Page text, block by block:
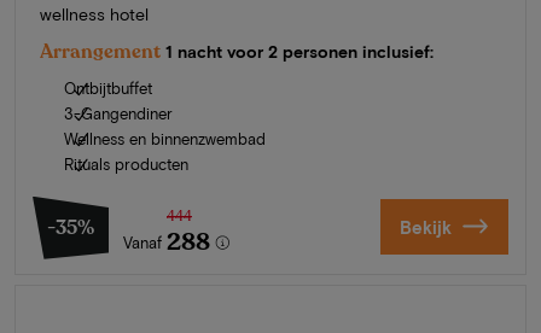
wellness hotel
Arrangement 1 nacht voor 2 personen inclusief:
Ontbijtbuffet
3-Gangendiner
Wellness en binnenzwembad
Rituals producten
-35%
Vanaf
444
288 Bekijk